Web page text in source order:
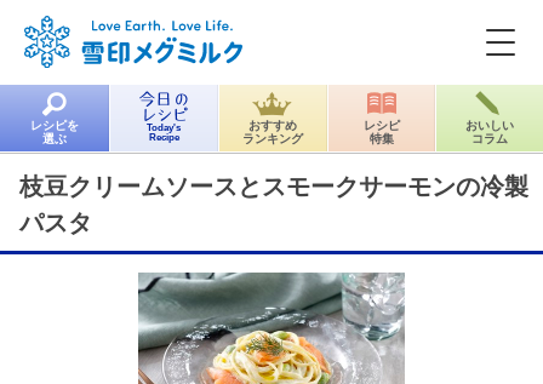
レシピを
選ぶ
Today's
Recipe
おすすめ
ランキング
レシピ
特集
おいしい
コラム
枝豆クリームソースとスモークサーモンの冷製
パスタ